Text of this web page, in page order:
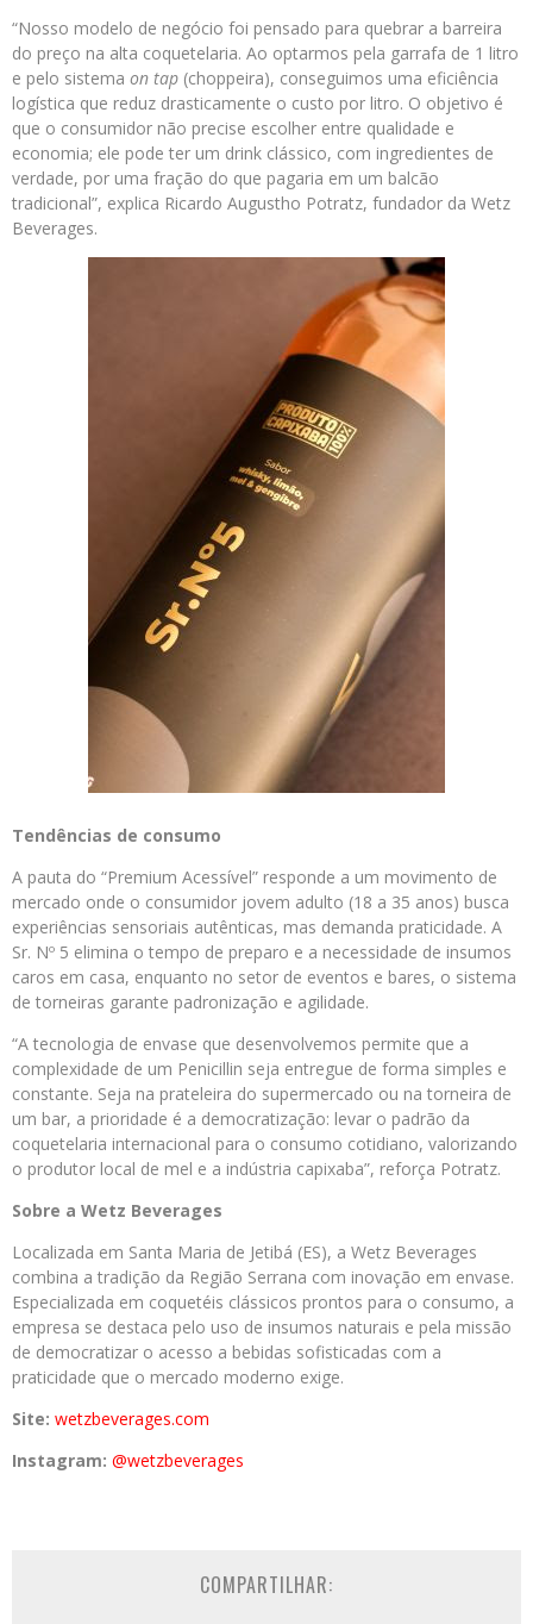
“Nosso modelo de negócio foi pensado para quebrar a barreira
do preço na alta coquetelaria. Ao optarmos pela garrafa de 1 litro
e pelo sistema on tap (choppeira), conseguimos uma eficiência
logística que reduz drasticamente o custo por litro. O objetivo é
que o consumidor não precise escolher entre qualidade e
economia; ele pode ter um drink clássico, com ingredientes de
verdade, por uma fração do que pagaria em um balcão
tradicional”, explica Ricardo Augustho Potratz, fundador da Wetz
Beverages.
Tendências de consumo
A pauta do “Premium Acessível” responde a um movimento de
mercado onde o consumidor jovem adulto (18 a 35 anos) busca
experiências sensoriais autênticas, mas demanda praticidade. A
Sr. Nº 5 elimina o tempo de preparo e a necessidade de insumos
caros em casa, enquanto no setor de eventos e bares, o sistema
de torneiras garante padronização e agilidade.
“A tecnologia de envase que desenvolvemos permite que a
complexidade de um Penicillin seja entregue de forma simples e
constante. Seja na prateleira do supermercado ou na torneira de
um bar, a prioridade é a democratização: levar o padrão da
coquetelaria internacional para o consumo cotidiano, valorizando
o produtor local de mel e a indústria capixaba”, reforça Potratz.
Sobre a Wetz Beverages
Localizada em Santa Maria de Jetibá (ES), a Wetz Beverages
combina a tradição da Região Serrana com inovação em envase.
Especializada em coquetéis clássicos prontos para o consumo, a
empresa se destaca pelo uso de insumos naturais e pela missão
de democratizar o acesso a bebidas sofisticadas com a
praticidade que o mercado moderno exige.
Site: wetzbeverages.com
Instagram: @wetzbeverages
COMPARTILHAR: